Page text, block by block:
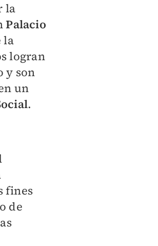
la
Palacio
la
logran
y son
un
.
fines
de